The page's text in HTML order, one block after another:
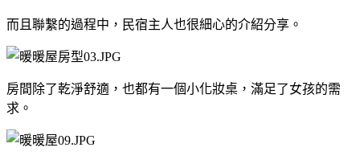
而且聯繫的過程中，民宿主人也很細心的介紹分享。
房間除了乾淨舒適，也都有一個小化妝桌，滿足了女孩的需
求。